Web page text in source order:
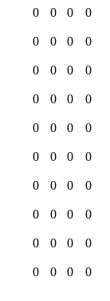
0 0 0 0
0 0 0 0
0 0 0 0
0 0 0 0
0 0 0 0
0 0 0 0
0 0 0 0
0 0 0 0
0 0 0 0
0 0 0
0